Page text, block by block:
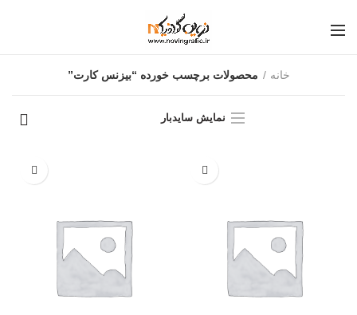
خانه محصولات برچسب خورده “بیزنس کارت”
نمایش سایدبار